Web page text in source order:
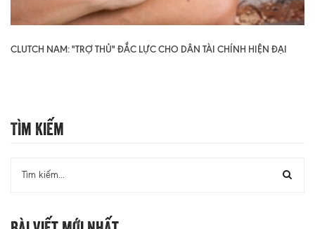
CLUTCH NAM: "TRỢ THỦ" ĐẮC LỰC CHO DÂN TÀI CHÍNH HIỆN ĐẠI
Tìm Kiếm